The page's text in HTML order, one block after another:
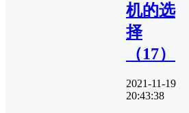
机的选
择
（17）
2021-11-19
20:43:38